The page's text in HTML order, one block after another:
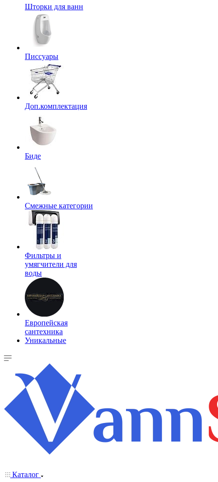
Шторки для ванн
Писсуары
Доп.комплектация
Биде
Смежные категории
Фильтры и
умягчители для
воды
Европейская
сантехника
Уникальные
Каталог